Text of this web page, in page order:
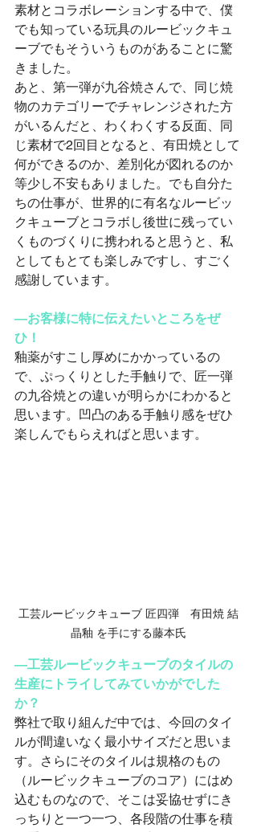
素材とコラボレーションする中で、僕
でも知っている玩具のルービックキュ
ーブでもそういうものがあることに驚
きました。
あと、第一弾が九谷焼さんで、同じ焼
物のカテゴリーでチャレンジされた方
がいるんだと、わくわくする反面、同
じ素材で2回目となると、有田焼として
何ができるのか、差別化が図れるのか
等少し不安もありました。でも自分た
ちの仕事が、世界的に有名なルービッ
クキューブとコラボし後世に残ってい
くものづくりに携われると思うと、私
としてもとても楽しみですし、すごく
感謝しています。
―お客様に特に伝えたいところをぜ
ひ！
釉薬がすこし厚めにかかっているの
で、ぷっくりとした手触りで、匠一弾
の九谷焼との違いが明らかにわかると
思います。凹凸のある手触り感をぜひ
楽しんでもらえればと思います。
工芸ルービックキューブ 匠四弾　有田焼 結
晶釉 を手にする藤本氏
―工芸ルービックキューブのタイルの
生産にトライしてみていかがでした
か？
弊社で取り組んだ中では、今回のタイ
ルが間違いなく最小サイズだと思いま
す。さらにそのタイルは規格のもの
（ルービックキューブのコア）にはめ
込むものなので、そこは妥協せずにき
っちりと一つ一つ、各段階の仕事を積